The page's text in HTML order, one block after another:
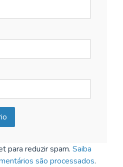
para reduzir spam. Saiba
são processados.